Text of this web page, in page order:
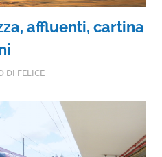
affluenti, cartina
DI FELICE